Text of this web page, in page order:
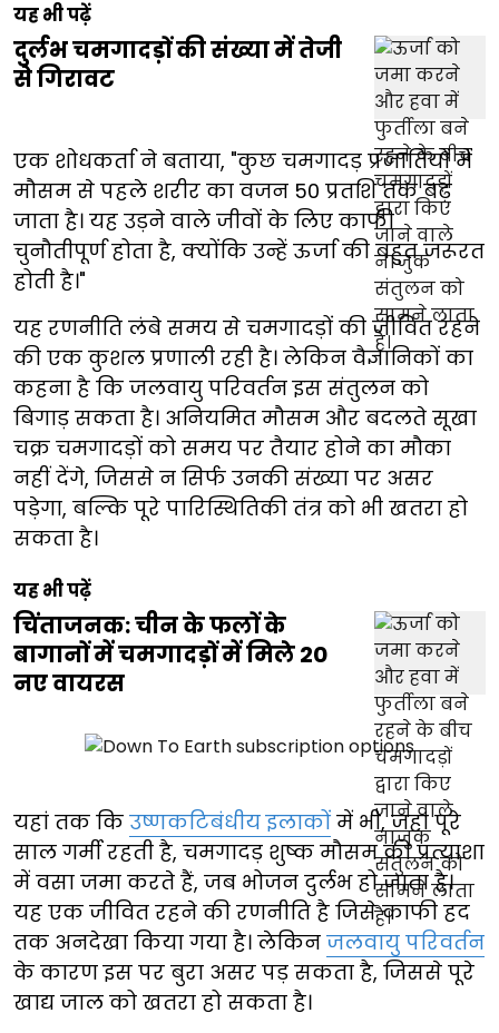
यह भी पढ़ें
दुर्लभ चमगादड़ों की संख्या में तेजी
से गिरावट
एक शोधकर्ता ने बताया, "कुछ चमगादड़ प्रजातियों में
मौसम से पहले शरीर का वजन 50 प्रतशि तक बढ़
जाता है। यह उड़ने वाले जीवों के लिए काफी
चुनौतीपूर्ण होता है, क्योंकि उन्हें ऊर्जा की बहुत जरूरत
होती है।"
यह रणनीति लंबे समय से चमगादड़ों की जीवित रहने
की एक कुशल प्रणाली रही है। लेकिन वैज्ञानिकों का
कहना है कि जलवायु परिवर्तन इस संतुलन को
बिगाड़ सकता है। अनियमित मौसम और बदलते सूखा
चक्र चमगादड़ों को समय पर तैयार होने का मौका
नहीं देंगे, जिससे न सिर्फ उनकी संख्या पर असर
पड़ेगा, बल्कि पूरे पारिस्थितिकी तंत्र को भी खतरा हो
सकता है।
यह भी पढ़ें
चिंताजनक: चीन के फलों के
बागानों में चमगादड़ों में मिले 20
नए वायरस
यहां तक कि उष्णकटिबंधीय इलाकों में भी, जहां पूरे
साल गर्मी रहती है, चमगादड़ शुष्क मौसम की प्रत्याशा
में वसा जमा करते हैं, जब भोजन दुर्लभ हो जाता है।
यह एक जीवित रहने की रणनीति है जिसे काफी हद
तक अनदेखा किया गया है। लेकिन जलवायु परिवर्तन
के कारण इस पर बुरा असर पड़ सकता है, जिससे पूरे
खाद्य जाल को खतरा हो सकता है।